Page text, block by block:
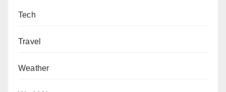
Tech
Travel
Weather